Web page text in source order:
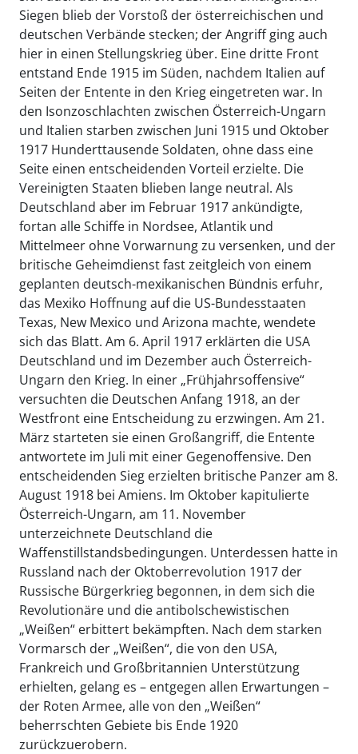
Siegen blieb der Vorstoß der österreichischen und
deutschen Verbände stecken; der Angriff ging auch
hier in einen Stellungskrieg über. Eine dritte Front
entstand Ende 1915 im Süden, nachdem Italien auf
Seiten der Entente in den Krieg eingetreten war. In
den Isonzoschlachten zwischen Österreich-Ungarn
und Italien starben zwischen Juni 1915 und Oktober
1917 Hunderttausende Soldaten, ohne dass eine
Seite einen entscheidenden Vorteil erzielte. Die
Vereinigten Staaten blieben lange neutral. Als
Deutschland aber im Februar 1917 ankündigte,
fortan alle Schiffe in Nordsee, Atlantik und
Mittelmeer ohne Vorwarnung zu versenken, und der
britische Geheimdienst fast zeitgleich von einem
geplanten deutsch-mexikanischen Bündnis erfuhr,
das Mexiko Hoffnung auf die US-Bundesstaaten
Texas, New Mexico und Arizona machte, wendete
sich das Blatt. Am 6. April 1917 erklärten die USA
Deutschland und im Dezember auch Österreich-
Ungarn den Krieg. In einer „Frühjahrsoffensive“
versuchten die Deutschen Anfang 1918, an der
Westfront eine Entscheidung zu erzwingen. Am 21.
März starteten sie einen Großangriff, die Entente
antwortete im Juli mit einer Gegenoffensive. Den
entscheidenden Sieg erzielten britische Panzer am 8.
August 1918 bei Amiens. Im Oktober kapitulierte
Österreich-Ungarn, am 11. November
unterzeichnete Deutschland die
Waffenstillstandsbedingungen. Unterdessen hatte in
Russland nach der Oktoberrevolution 1917 der
Russische Bürgerkrieg begonnen, in dem sich die
Revolutionäre und die antibolschewistischen
„Weißen“ erbittert bekämpften. Nach dem starken
Vormarsch der „Weißen“, die von den USA,
Frankreich und Großbritannien Unterstützung
erhielten, gelang es – entgegen allen Erwartungen –
der Roten Armee, alle von den „Weißen“
beherrschten Gebiete bis Ende 1920
zurückzuerobern.